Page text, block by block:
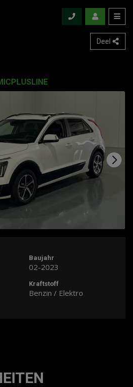
Deel
Baujahr
02-2023
Kraftstoff
Benzin / Elektro